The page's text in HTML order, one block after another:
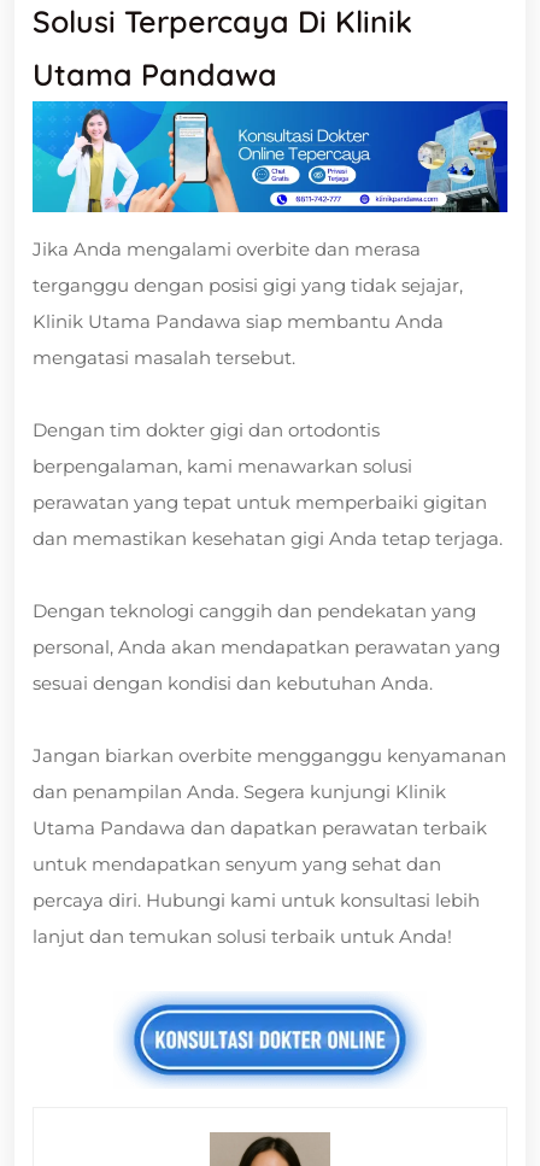
Solusi Terpercaya Di Klinik
Utama Pandawa
Jika Anda mengalami overbite dan merasa
terganggu dengan posisi gigi yang tidak sejajar,
Klinik Utama Pandawa siap membantu Anda
mengatasi masalah tersebut.
Dengan tim dokter gigi dan ortodontis
berpengalaman, kami menawarkan solusi
perawatan yang tepat untuk memperbaiki gigitan
dan memastikan kesehatan gigi Anda tetap terjaga.
Dengan teknologi canggih dan pendekatan yang
personal, Anda akan mendapatkan perawatan yang
sesuai dengan kondisi dan kebutuhan Anda.
Jangan biarkan overbite mengganggu kenyamanan
dan penampilan Anda. Segera kunjungi Klinik
Utama Pandawa dan dapatkan perawatan terbaik
untuk mendapatkan senyum yang sehat dan
percaya diri. Hubungi kami untuk konsultasi lebih
lanjut dan temukan solusi terbaik untuk Anda!